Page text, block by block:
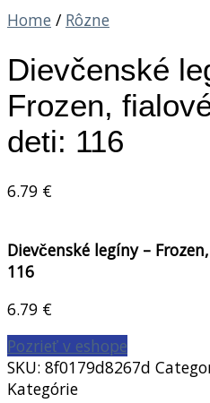
Home / Rôzne
Dievčenské
Frozen,
deti: 116
6.79 €
Dievčenské legíny –
116
6.79 €
Pozrieť v eshope
SKU: 8f0179d8267d
Kategórie